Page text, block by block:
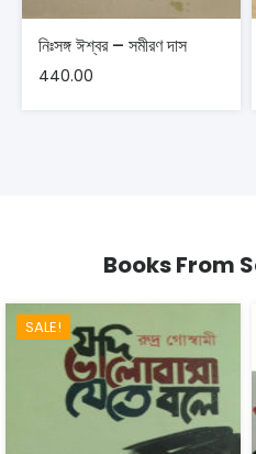
নিঃসঙ্গ ঈশ্বর – সমীরণ দাস
440.00
Books From
SALE!